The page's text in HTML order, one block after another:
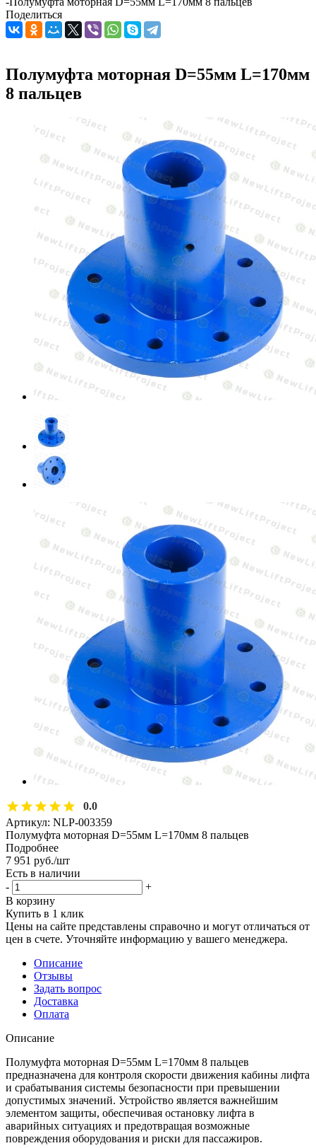
Поделиться
Полумуфта моторная D=55мм L=170мм
8 пальцев
0.0
Артикул: NLP-003359
Полумуфта моторная D=55мм L=170мм 8 пальцев
Подробнее
7 951 руб./шт
Есть в наличии
-
+
В корзину
Купить в 1 клик
Цены на сайте представлены справочно и могут отличаться от
цен в счете. Уточняйте информацию у вашего менеджера.
Описание
Отзывы
Задать вопрос
Доставка
Оплата
Описание
Полумуфта моторная D=55мм L=170мм 8 пальцев
предназначена для контроля скорости движения кабины лифта
и срабатывания системы безопасности при превышении
допустимых значений. Устройство является важнейшим
элементом защиты, обеспечивая остановку лифта в
аварийных ситуациях и предотвращая возможные
повреждения оборудования и риски для пассажиров.